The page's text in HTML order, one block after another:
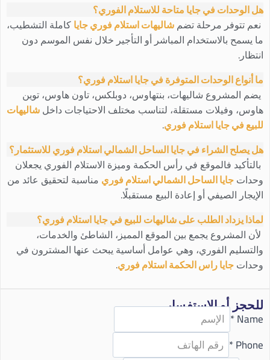
هل الوحدات في جايا متاحة للاستلام الفوري؟
نعم تتوفر مرحلة تضمشاليهات استلام فوري جاياكاملة التشطيب،
ما يسمح بالاستخدام المباشر أو التأجير خلال نفس الموسم دون
انتظار.
ما أنواع الوحدات المتوفرة في جايا استلام فوري؟
يضم المشروع شاليهات، بنتهاوس، دوبلكس، تاون هاوس، توين
هاوس، وفيلات مستقلة، لتناسب مختلف الاحتياجات داخلشاليهات
للبيع في جايا استلام فوري.
هل يصلح الشراء في جايا الساحل الشمالي استلام فوري للاستثمار؟
بالتأكيد فالموقع في رأس الحكمة وميزة الاستلام الفوري يجعلان
وحداتجايا الساحل الشمالي استلام فوري مناسبة لتحقيق عائد من
الإيجار الصيفي أو إعادة البيع مستقبلًا.
لماذا يزداد الطلب على شاليهات للبيع في جايا استلام فوري؟
لأن المشروع يجمع بين الموقع المميز، الشاطئ والخدمات،
والتسليم الفوري، وهي عوامل أساسية يبحث عنها المشترون في
وحداتجايا راس الحكمة استلام فوري.
للحجز أو الاستفسار
Name
*
Phone
*